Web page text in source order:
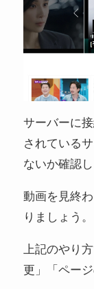
サーバーに
されている
ないか確認し
動画を見終
りましょう。
上記のやり
更」「ペー